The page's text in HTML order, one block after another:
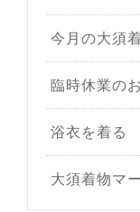
今月の大須
臨時休業の
浴衣を着る
大須着物マ